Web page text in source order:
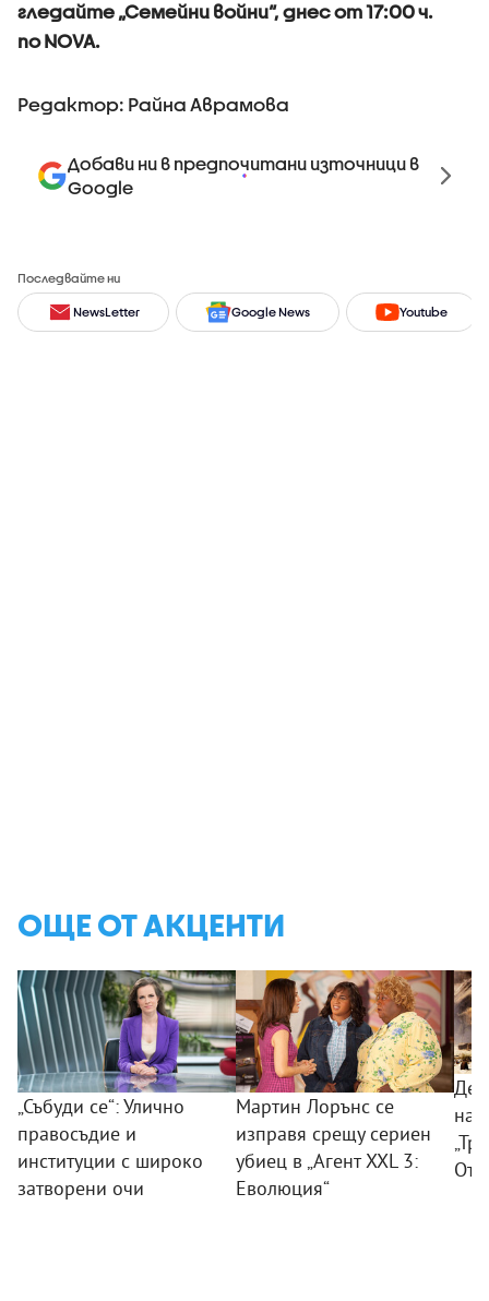
гледайте „Семейни войни“, днес от 17:00 ч.
по NOVA.
Редактор: Райна Аврамова
Добави ни в предпочитани източници в
Google
Последвайте ни
NewsLetter Google News Youtube
ОЩЕ ОТ АКЦЕНТИ
„Събуди се“: Улично
правосъдие и
институции с широко
затворени очи
Мартин Лорънс се
изправя срещу сериен
убиец в „Агент XXL 3:
Еволюция“
на